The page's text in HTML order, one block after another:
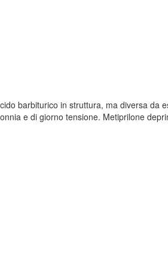
barbiturico in struttura, ma diversa da
e di giorno tensione. Metiprilone